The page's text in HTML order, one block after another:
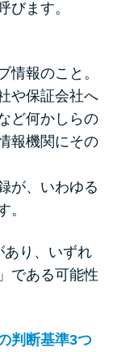
?判断の目
借りるに
工面法
審査に通
か確かめる
ちがいい
選び方を徹
を徹底解
びます。
情報のこと。
や保証会社へ
ど何かしらの
報機関にその
が、いわゆる
。
あり、いずれ
である可能性
判断基準3つ